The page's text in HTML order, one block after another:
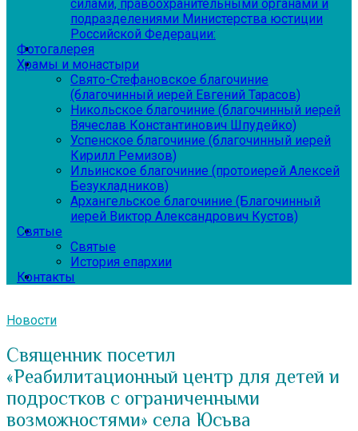
силами, правоохранительными органами и
подразделениями Министерства юстиции
Российской Федерации:
Фотогалерея
Храмы и монастыри
Свято-Стефановское благочиние
(благочинный иерей Евгений Тарасов)
Никольское благочиние (благочинный иерей
Вячеслав Константинович Шпудейко)
Успенское благочиние (благочинный иерей
Кирилл Ремизов)
Ильинское благочиние (протоиерей Алексей
Безукладников)
Архангельское благочиние (Благочинный
иерей Виктор Александрович Кустов)
Святые
Святые
История епархии
Контакты
Новости
Священник посетил
«Реабилитационный центр для детей и
подростков с ограниченными
возможностями» села Юсьва